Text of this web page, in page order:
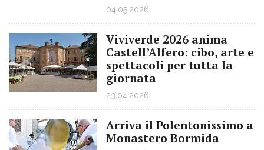
04.05.2026
Viviverde 2026 anima
Castell’Alfero: cibo, arte e
spettacoli per tutta la
giornata
23.04.2026
Arriva il Polentonissimo a
Monastero Bormida